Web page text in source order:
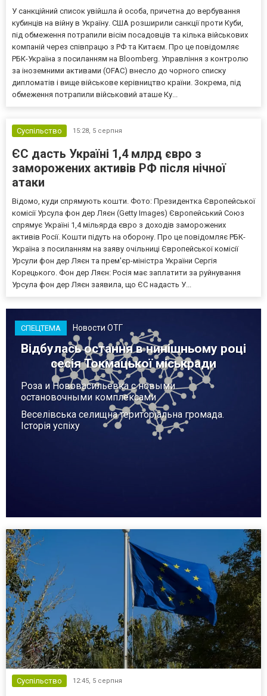
У санкційний список увійшла й особа, причетна до вербування
кубинців на війну в Україну. США розширили санкції проти Куби,
під обмеження потрапили вісім посадовців та кілька військових
компаній через співпрацю з РФ та Китаєм. Про це повідомляє
РБК-Україна з посиланням на Bloomberg. Управління з контролю
за іноземними активами (OFAC) внесло до чорного списку
дипломатів і вище військове керівництво країни. Зокрема, під
обмеження потрапили військовий аташе Ку...
Суспільство 15:28, 5 серпня
ЄС дасть Україні 1,4 млрд євро з
заморожених активів РФ після нічної
атаки
Відомо, куди спрямують кошти. Фото: Президентка Європейської
комісії Урсула фон дер Ляєн (Getty Images) Європейський Союз
спрямує Україні 1,4 мільярда євро з доходів заморожених
активів Росії. Кошти підуть на оборону. Про це повідомляє РБК-
Україна з посиланням на заяву очільниці Європейської комісії
Урсули фон дер Ляєн та прем'єр-міністра України Сергія
Корецького. Фон дер Ляєн: Росія має заплатити за руйнування
Урсула фон дер Ляєн заявила, що ЄС надасть У...
СПЕЦТЕМА Новости ОТГ
Відбулась остання в нинішньому році
сесія Токмацької міськради
Роза и Нововасильевка с новыми
остановочными комплексами
Веселівська селищна територіальна громада.
Історія успіху
Суспільство 12:45, 5 серпня